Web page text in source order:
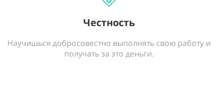
Честность
Научишься добросовестно выполнять свою работу и
получать за это деньги.